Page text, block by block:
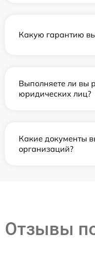
Какую гарантию
Выполняете ли вы
юридических лиц?
Какие документы
организаций?
Отзывы